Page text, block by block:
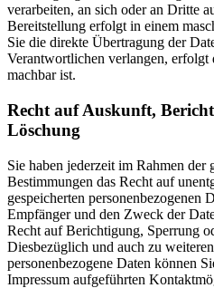
verarbeiten, an sich oder an Dritte
Bereitstellung erfolgt in einem
Sie die direkte Übertragung der
Verantwortlichen verlangen, erfolgt
machbar ist.
Recht auf Auskunft,
Löschung
Sie haben jederzeit im Rahmen der
Bestimmungen das Recht auf
gespeicherten personenbezogenen
Empfänger und den Zweck der
Recht auf Berichtigung, Sperrung
Diesbezüglich und auch zu
personenbezogene Daten können
Impressum aufgeführten